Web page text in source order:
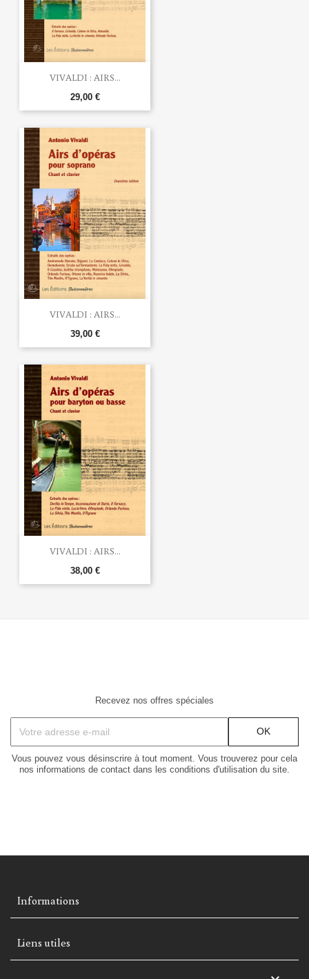
VIVALDI : AIRS...
29,00 €
VIVALDI : AIRS...
39,00 €
VIVALDI : AIRS...
38,00 €
Recevez nos offres spéciales
Vous pouvez vous désinscrire à tout moment. Vous trouverez pour cela
nos informations de contact dans les conditions d'utilisation du site.
Informations
Liens utiles